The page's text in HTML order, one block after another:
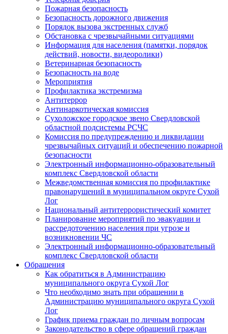
Пожарная безопасность
Безопасность дорожного движения
Порядок вызова экстренных служб
Обстановка с чрезвычайными ситуациями
Информация для населения (памятки, порядок
действий, новости, видеоролики)
Ветеринарная безопасность
Безопасность на воде
Мероприятия
Профилактика экстремизма
Антитеррор
Антинаркотическая комиссия
Сухоложское городское звено Свердловской
областной подсистемы РСЧС
Комиссия по предупреждению и ликвидации
чрезвычайных ситуаций и обеспечению пожарной
безопасности
Электронный информационно-образовательный
комплекс Cвердловской области
Межведомственная комиссия по профилактике
правонарушений в муниципальном округе Сухой
Лог
Национальный антитеррористический комитет
Планирование мероприятий по эвакуации и
рассредоточению населения при угрозе и
возникновении ЧС
Электронный информационно-образовательный
комплекс Свердловской области
Обращения
Как обратиться в Администрацию
муниципального округа Сухой Лог
Что необходимо знать при обращении в
Администрацию муниципального округа Сухой
Лог
График приема граждан по личным вопросам
Законодательство в сфере обращений граждан